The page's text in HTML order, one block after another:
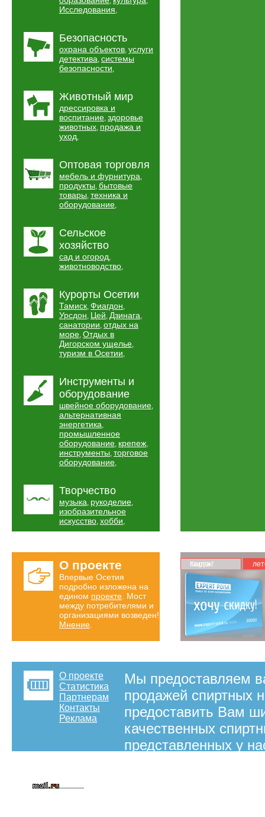
Исследования,
Безопасность
охрана объектов, услуги
детектива, системы
безопасности,
Животный мир
дрессировка и
воспитание, здоровье
животных, продажа и
уход,
Оптовая торговля
мебель и фурнитура,
продукты, бытовые
товары, техника и
оборудование,
Сельское
хозяйство
сад и огород,
животноводство,
Курорты Осетии
Тамиск, Фиагдон,
Урсдон, Цей, Дзинага,
санатории, отдых на
море, Отдых в
Дигорском ущелье,
туризм в Осетии,
Инструменты и
оборудование
швейное оборудование,
альтернативная
энергетика,
промышленное
оборудование, крепеж,
инструменты, торговое
оборудование,
Творчество
музыка, рукоделие,
изобразительное
искусство, хобби,
О проекте
Впервые Осетия
подробно изложена на
едином проекте . Мост
между потребителями и
организациями возведен!
Мнение
Карта скидок!
О проекте
Статистика
Партнерам
Контакты
Реклама
Мы предоставляем
продажей спиртных
предоставить Вам
качественных
представленных у